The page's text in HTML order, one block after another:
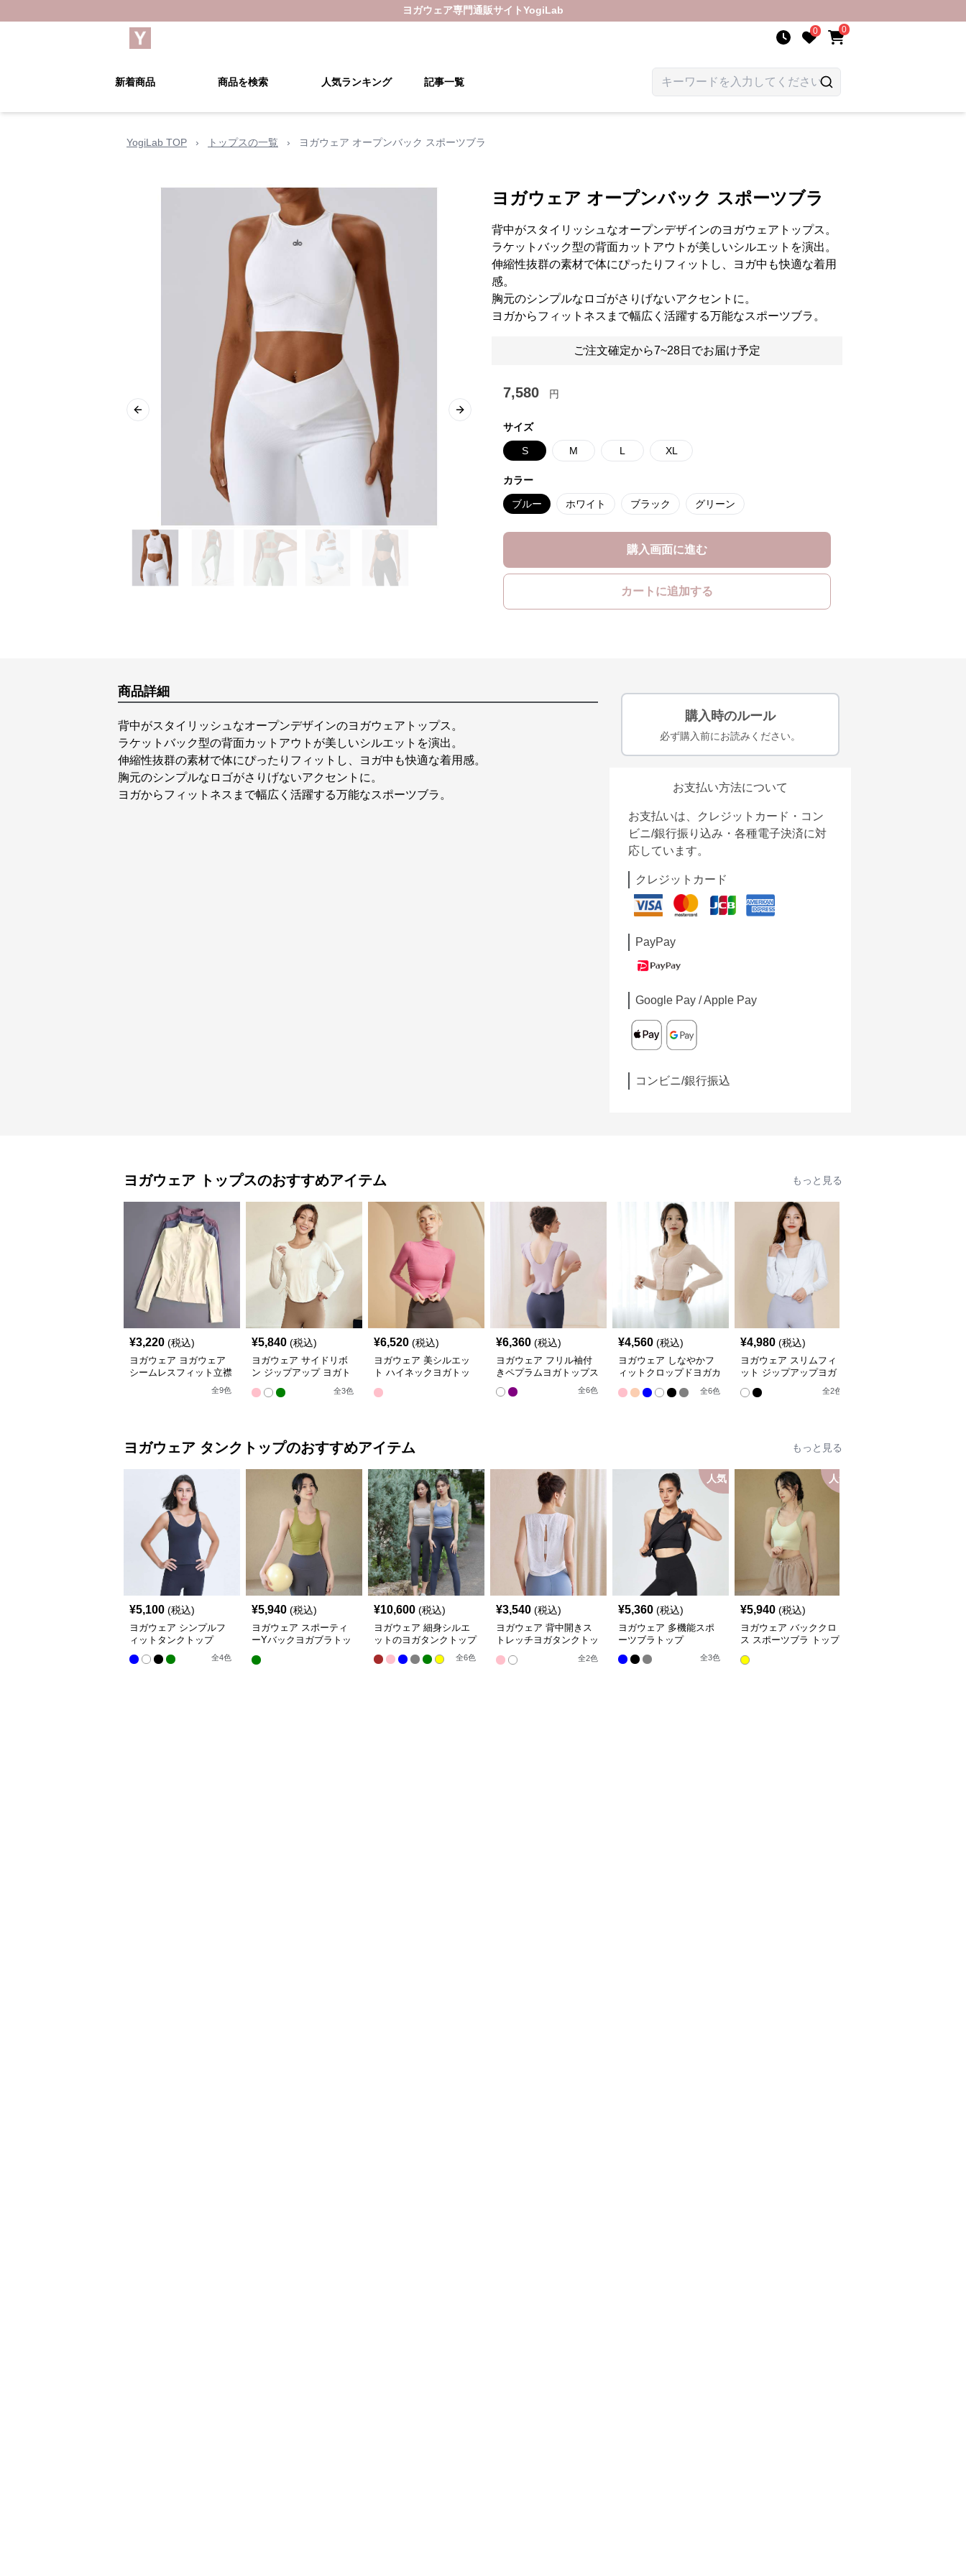
ヨガウェア専門通販サイトYogiLab
0 0
新着商品 商品を検索 人気ランキング 記事一覧
YogiLab TOP › トップスの一覧 › ヨガウェア オープンバック スポーツブラ
Previous slide Next slide
ヨガウェア オープンバック スポーツブラ
背中がスタイリッシュなオープンデザインのヨガウェアトップス。
ラケットバック型の背面カットアウトが美しいシルエットを演出。
伸縮性抜群の素材で体にぴったりフィットし、ヨガ中も快適な着用
感。
胸元のシンプルなロゴがさりげないアクセントに。
ヨガからフィットネスまで幅広く活躍する万能なスポーツブラ。
ご注文確定から7~28日でお届け予定
7,580 円
サイズ
S M L XL
カラー
ブルー ホワイト ブラック グリーン
購入画面に進む
カートに追加する
商品詳細
背中がスタイリッシュなオープンデザインのヨガウェアトップス。
ラケットバック型の背面カットアウトが美しいシルエットを演出。
伸縮性抜群の素材で体にぴったりフィットし、ヨガ中も快適な着用感。
胸元のシンプルなロゴがさりげないアクセントに。
ヨガからフィットネスまで幅広く活躍する万能なスポーツブラ。
購入時のルール
必ず購入前にお読みください。
お支払い方法について
お支払いは、クレジットカード・コン
ビニ/銀行振り込み・各種電子決済に対
応しています。
クレジットカード
PayPay
Google Pay / Apple Pay
コンビニ/銀行振込
ヨガウェア トップスのおすすめアイテム もっと見る
¥3,220 (税込)
ヨガウェア ヨガウェア
シームレスフィット立襟
全9色
¥5,840 (税込)
ヨガウェア サイドリボ
ン ジップアップ ヨガト
全3色
¥6,520 (税込)
ヨガウェア 美シルエッ
ト ハイネックヨガトッ
¥6,360 (税込)
ヨガウェア フリル袖付
きペプラムヨガトップス
全6色
¥4,560 (税込)
ヨガウェア しなやかフ
ィットクロップドヨガカ
全6色
¥4,980 (税込)
ヨガウェア スリムフィ
ット ジップアップヨガ
全2色
ヨガウェア タンクトップのおすすめアイテム もっと見る
¥5,100 (税込)
ヨガウェア シンプルフ
ィットタンクトップ
全4色
¥5,940 (税込)
ヨガウェア スポーティ
ーYバックヨガブラトッ
¥10,600 (税込)
ヨガウェア 細身シルエ
ットのヨガタンクトップ
全6色
¥3,540 (税込)
ヨガウェア 背中開きス
トレッチヨガタンクトッ
全2色
人気
¥5,360 (税込)
ヨガウェア 多機能スポ
ーツブラトップ
全3色
人気
¥5,940 (税込)
ヨガウェア バッククロ
ス スポーツブラ トップ